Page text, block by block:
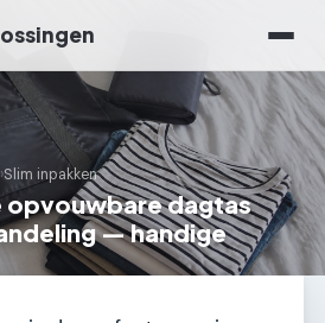
›Slim inpakken
opvouwbare dagtas
— handige